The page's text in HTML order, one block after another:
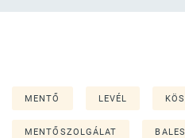
MENTŐ LEVÉL
MENTŐSZOLGÁLAT